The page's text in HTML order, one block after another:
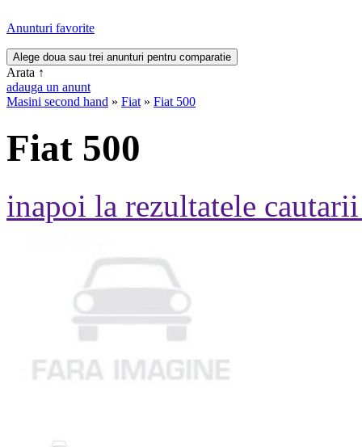
Anunturi favorite
Arata ↑
adauga un anunt
Masini second hand » Fiat » Fiat 500
Fiat 500
inapoi la rezultatele